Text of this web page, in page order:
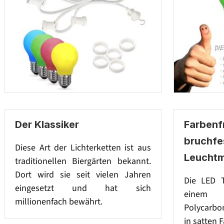
Der Klassiker
Diese Art der Lichterketten ist aus
traditionellen Biergärten bekannt.
Dort wird sie seit vielen Jahren
eingesetzt und hat sich
millionenfach bewährt.
Die LED
in satten